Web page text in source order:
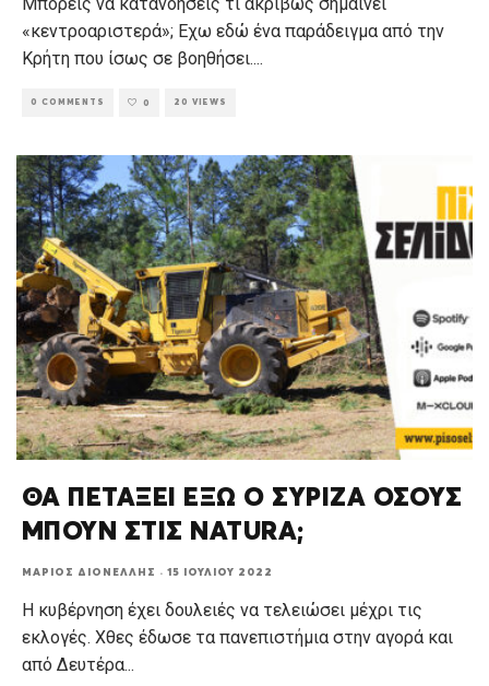
«κεντροαριστερά»; Εχω εδώ ένα παράδειγμα από την
Κρήτη που ίσως σε βοηθήσει....
0 COMMENTS 0 20 VIEWS
ΘΑ ΠΕΤΑΞΕΙ ΕΞΩ Ο ΣΥΡΙΖΑ ΟΣΟΥΣ
ΜΠΟΥΝ ΣΤΙΣ NATURA;
ΜΆΡΙΟΣ ΔΙΟΝΈΛΛΗΣ · 15 ΙΟΥΛΊΟΥ 2022
Η κυβέρνηση έχει δουλειές να τελειώσει μέχρι τις
εκλογές. Χθες έδωσε τα πανεπιστήμια στην αγορά και
από Δευτέρα...